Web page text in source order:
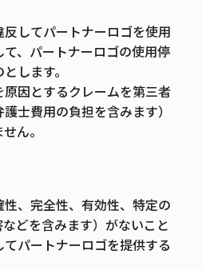
してパートナーロゴを使用
、パートナーロゴの使用停
します。
因とするクレームを第三者
士費用の負担を含みます）
ん。
、完全性、有効性、特定の
どを含みます）がないこと
パートナーロゴを提供する